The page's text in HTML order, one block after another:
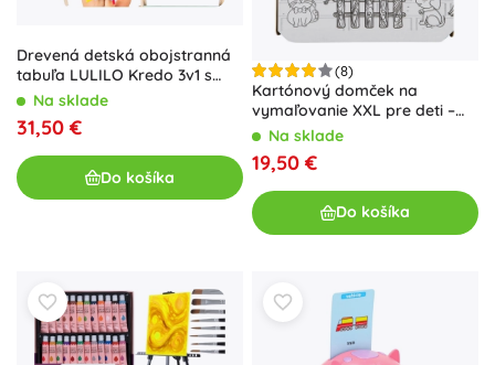
Drevená detská obojstranná
tabuľa LULILO Kredo 3v1 s
magnetmi, papierom a košmi
Na sklade
31,50 €
Do košíka
(8)
Kartónový domček na
vymaľovanie XXL pre deti –
KoneNa sklade
19,50 €
Do košíka